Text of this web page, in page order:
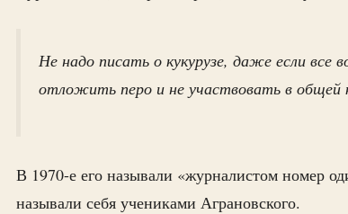
Не надо писать о кукурузе, даже если
отложить перо и не участвовать в общей
В 1970-е его называли «журналистом номер
называли себя учениками Аграновского.